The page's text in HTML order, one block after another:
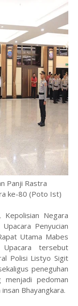
Panji Rastra
ke-80 (Poto Ist)
Kepolisian Negara
Penyucian
Utama Mabes
tersebut
Polisi Listyo Sigit
peneguhan
menjadi pedoman
Bhayangkara.